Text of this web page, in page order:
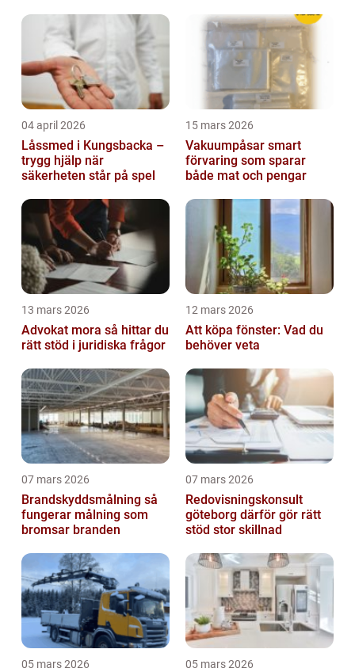
04 april 2026
Låssmed i Kungsbacka –
trygg hjälp när
säkerheten står på spel
15 mars 2026
Vakuumpåsar smart
förvaring som sparar
både mat och pengar
13 mars 2026
Advokat mora så hittar du
rätt stöd i juridiska frågor
12 mars 2026
Att köpa fönster: Vad du
behöver veta
07 mars 2026
Brandskyddsmålning så
fungerar målning som
bromsar branden
07 mars 2026
Redovisningskonsult
göteborg därför gör rätt
stöd stor skillnad
05 mars 2026 05 mars 2026